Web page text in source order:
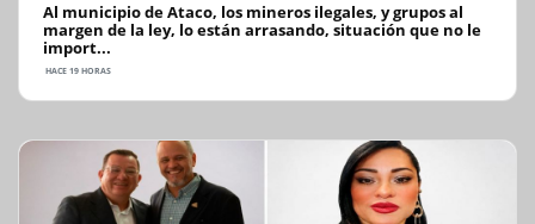
Al municipio de Ataco, los mineros ilegales, y grupos al
margen de la ley, lo están arrasando, situación que no le
import...
HACE 19 HORAS